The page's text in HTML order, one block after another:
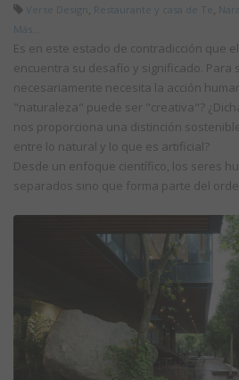
Verse Design, Restaurante y casa de Te,
Más...
Es en este estado de contradicción que
encuentra su desafío y significado. Para
necesariamente necesita la acción
"naturaleza" puede ser "creativa"?
nos proporciona una distinción
entre lo natural y lo que es artificial?
Desde un enfoque científico, los seres
separados sino que forma parte del